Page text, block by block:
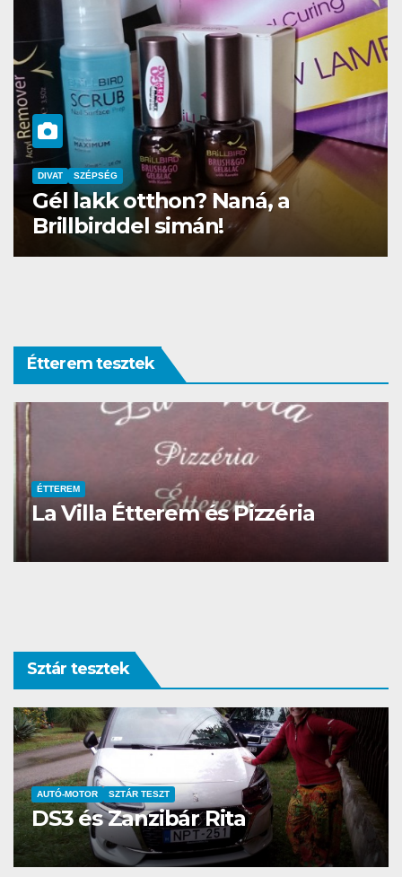
DIVAT NEKÜNK BEJÖTT
A bambusz nemcsak a pandáké
Étterem tesztek
ÉTTEREM MEGKÓSTOLTUK
Déli Part BBQ teszt
Sztár tesztek
AUTÓ-MOTOR SZTÁR TESZT
Piaggio Porter NP6 és Kovács
Lázár (video)